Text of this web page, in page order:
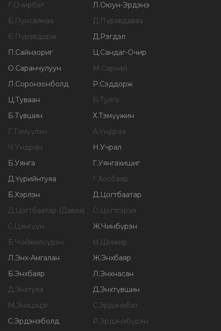
Г.Очирбат Л .Оюун-Эрдэнэ
Б. Пунсалмаа Д. Пүрэвдаваа
Б. Пүрэвдорж Д. Рэгдэл
П .Сайнзориг Ц.Сандаг-Очир
О.Саранчулуун М .Сарнай
Л .Соронзонболд Р.Сэддорж
Ц.Туваан Б.Тулга
Б.Түвшин Х.Тэмүүжин
Г.Тэмүүлэн А.Ундраа
Ч .Ундрам Н .Учрал
Б.Уянга Г.Уянгахишиг
Д.Үүрийнтуяа Г.Хосбаяр
Б.Хэрлэн Д. Цогтбаатар
Д. Цогтбаатар (Даваа) О. Цогтгэрэл
С. Цэнгүүн Ж.Чинбүрэн
Б.Чойжилсүрэн Ө. Шижир
Л .Энх-Амгалан Ж.Энхбаяр
Б.Энхбаяр Л .Энхнасан
Д.Энхтуяа Д.Энхтүвшин
М .Энхцэцэг С.Эрдэнэбат
С.Эрдэнэболд Р.Эрдэнэбүрэн